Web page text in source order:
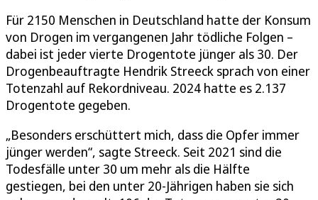
Für 2150 Menschen in Deutschland hatte der Konsum
von Drogen im vergangenen Jahr tödliche Folgen –
dabei ist jeder vierte Drogentote jünger als 30. Der
Drogenbeauftragte Hendrik Streeck sprach von einer
Totenzahl auf Rekordniveau. 2024 hatte es 2.137
Drogentote gegeben.
„Besonders erschüttert mich, dass die Opfer immer
jünger werden“, sagte Streeck. Seit 2021 sind die
Todesfälle unter 30 um mehr als die Hälfte
gestiegen, bei den unter 20-Jährigen haben sie sich